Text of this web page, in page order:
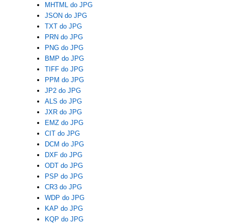
MHTML do JPG
JSON do JPG
TXT do JPG
PRN do JPG
PNG do JPG
BMP do JPG
TIFF do JPG
PPM do JPG
JP2 do JPG
ALS do JPG
JXR do JPG
EMZ do JPG
CIT do JPG
DCM do JPG
DXF do JPG
ODT do JPG
PSP do JPG
CR3 do JPG
WDP do JPG
KAP do JPG
KQP do JPG